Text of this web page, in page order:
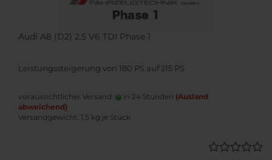
Audi A8 (D2) 2.5 V6 TDI Phase 1
Leistungssteigerung von 180 PS auf 215 PS
voraussichtlicher Versand: in 24 Stunden (Ausland
abweichend)
Versandgewicht: 1,5 kg je Stück